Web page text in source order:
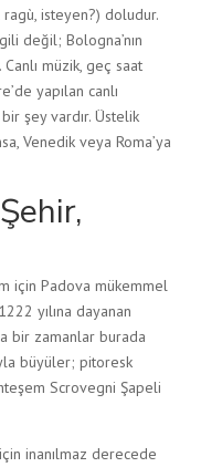
isteyen?) doludur.
değil; Bologna’nın
müzik, geç saat
yapılan canlı
şey vardır. Üstelik
Venedik veya Roma’ya
için Padova mükemmel
yılına dayanan
bir zamanlar burada
büyüler; pitoresk
Scrovegni Şapeli
inanılmaz derecede